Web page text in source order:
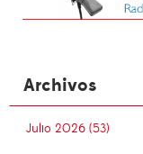
Archivos
Julio 2026 (53)